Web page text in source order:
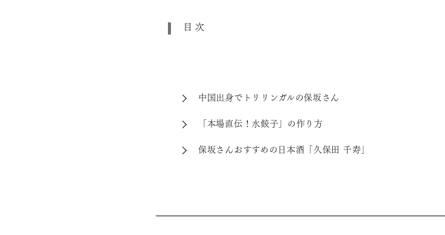
目次
中国出身でトリリンガルの保坂さん
「本場直伝！水餃子」の作り方
保坂さんおすすめの日本酒「久保田 千寿」